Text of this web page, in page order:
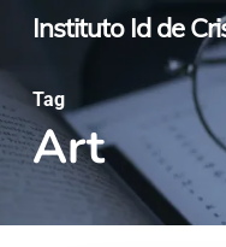
Skip
main
content
Instituto Id de
Tag
Art